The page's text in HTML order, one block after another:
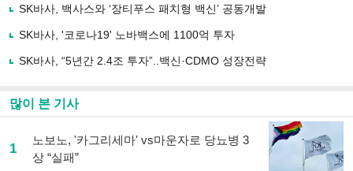
유
기
SK바사, 백사스와 ‘장티푸스 패치형 백신’ 공동개발
SK바사, '코로나19' 노바백스에 1100억 투자
SK바사, “5년간 2.4조 투자”..백신·CDMO 성장전략
많이 본 기사
1
노보노, '카그리세마' vs마운자로 당뇨병 3
상 “실패”